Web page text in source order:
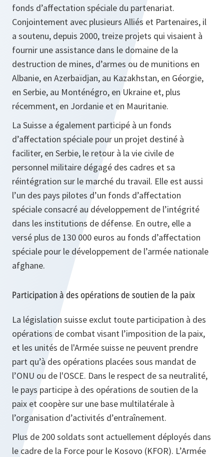
fonds d’affectation spéciale du partenariat.
Conjointement avec plusieurs Alliés et Partenaires, il
a soutenu, depuis 2000, treize projets qui visaient à
fournir une assistance dans le domaine de la
destruction de mines, d’armes ou de munitions en
Albanie, en Azerbaïdjan, au Kazakhstan, en Géorgie,
en Serbie, au Monténégro, en Ukraine et, plus
récemment, en Jordanie et en Mauritanie.
La Suisse a également participé à un fonds
d’affectation spéciale pour un projet destiné à
faciliter, en Serbie, le retour à la vie civile de
personnel militaire dégagé des cadres et sa
réintégration sur le marché du travail. Elle est aussi
l’un des pays pilotes d’un fonds d’affectation
spéciale consacré au développement de l’intégrité
dans les institutions de défense. En outre, elle a
versé plus de 130 000 euros au fonds d’affectation
spéciale pour le développement de l’armée nationale
afghane.
Participation à des opérations de soutien de la paix
La législation suisse exclut toute participation à des
opérations de combat visant l’imposition de la paix,
et les unités de l'Armée suisse ne peuvent prendre
part qu’à des opérations placées sous mandat de
l’ONU ou de l'OSCE. Dans le respect de sa neutralité,
le pays participe à des opérations de soutien de la
paix et coopère sur une base multilatérale à
l’organisation d’activités d’entraînement.
Plus de 200 soldats sont actuellement déployés dans
le cadre de la Force pour le Kosovo (KFOR). L’Armée